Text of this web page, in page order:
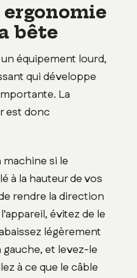
bête
équipement lourd,
qui développe
La
est donc
machine si le
à la hauteur de vos
rendre la direction
évitez de le
légèrement
gauche, et levez-le
à ce que le câble